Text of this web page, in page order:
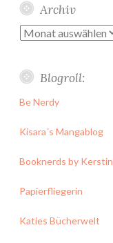
Archiv
Archiv
Blogroll:
Be Nerdy
Kisara´s Mangablog
Booknerds by Kerstin
Papierfliegerin
Katies Bücherwelt